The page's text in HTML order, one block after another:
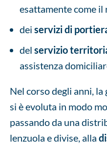
esattamente come
dei servizi di
del servizio
assistenza
Nel corso degli anni,
si è evoluta in modo
passando da una
lenzuola e divise, alla